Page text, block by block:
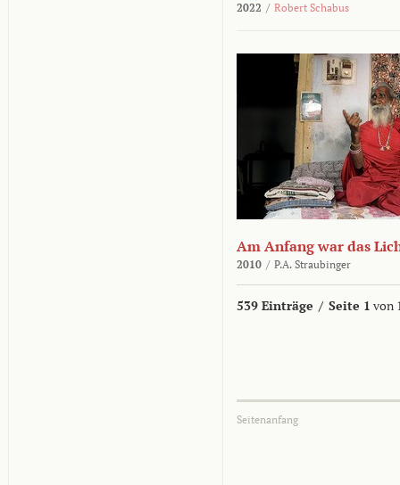
2022 / Robert Schabus
Am Anfang war das
2010 / P.A. Straubinger
539 Einträge / Seite 1 von
Seitenanfang